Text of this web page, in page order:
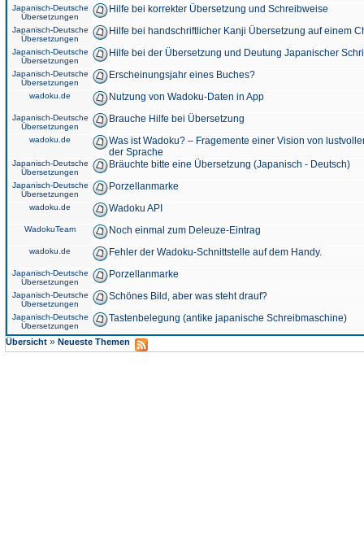
Japanisch-Deutsche
Übersetzungen
Hilfe bei korrekter Übersetzung und Schreibweise
Japanisch-Deutsche
Übersetzungen
Hilfe bei handschriftlicher Kanji Übersetzung auf einem
Japanisch-Deutsche
Übersetzungen
Hilfe bei der Übersetzung und Deutung Japanischer
Japanisch-Deutsche
Übersetzungen
Erscheinungsjahr eines Buches?
wadoku.de Nutzung von Wadoku-Daten in App
Japanisch-Deutsche
Übersetzungen
Brauche Hilfe bei Übersetzung
wadoku.de
Was ist Wadoku? – Fragemente einer Vision von
der Sprache
Japanisch-Deutsche
Übersetzungen
Bräuchte bitte eine Übersetzung (Japanisch - Deutsch)
Japanisch-Deutsche
Übersetzungen
Porzellanmarke
wadoku.de Wadoku API
WadokuTeam Noch einmal zum Deleuze-Eintrag
wadoku.de Fehler der Wadoku-Schnittstelle auf dem Handy.
Japanisch-Deutsche
Übersetzungen
Porzellanmarke
Japanisch-Deutsche
Übersetzungen
Schönes Bild, aber was steht drauf?
Japanisch-Deutsche
Übersetzungen
Tastenbelegung (antike japanische Schreibmaschine)
Übersicht » Neueste Themen